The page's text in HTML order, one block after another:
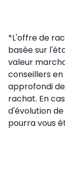
*L'offre de
basée sur
valeur
conseillers
approfondi
rachat. En
d'évolution
pourra vous